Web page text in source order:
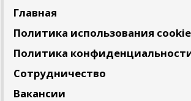
Главная
Политика использования
Политика
Сотрудничество
Вакансии